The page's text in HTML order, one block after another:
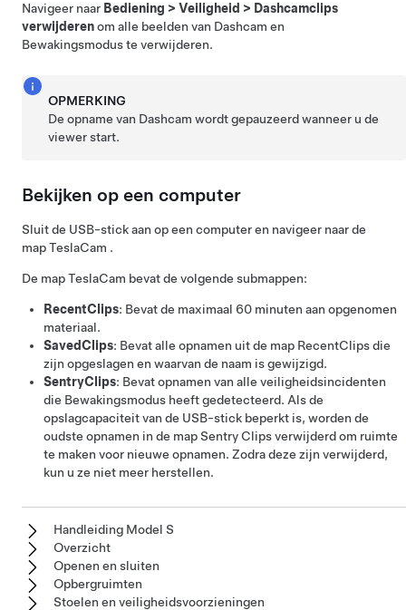
Navigeer naar Bediening > Veiligheid > Dashcamclips
verwijderenom alle beelden van Dashcam en
Bewakingsmoduste verwijderen.
OPMERKING
De opname van Dashcam wordt gepauzeerd wanneer u de
viewer start.
Bekijken op een computer
Sluit de USB-stick aan op een computer en navigeer naar de
map TeslaCam .
De map TeslaCam bevat de volgende submappen:
RecentClips: Bevat de maximaal 60 minuten aan opgenomen
materiaal.
SavedClips: Bevat alle opnamen uit de map RecentClips die
zijn opgeslagen en waarvan de naam is gewijzigd.
SentryClips: Bevat opnamen van alle veiligheidsincidenten
die Bewakingsmodus heeft gedetecteerd. Als de
opslagcapaciteit van de USB-stick beperkt is, worden de
oudste opnamen in de map Sentry Clips verwijderd om ruimte
te maken voor nieuwe opnamen. Zodra deze zijn verwijderd,
kun u ze niet meer herstellen.
Handleiding Model S
Overzicht
Openen en sluiten
Opbergruimten
Stoelen en veiligheidsvoorzieningen